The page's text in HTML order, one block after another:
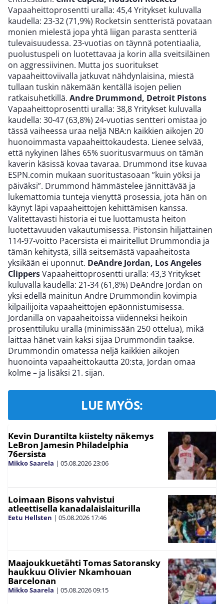
Vapaaheittoprosentti uralla: 45,4 Yritykset kuluvalla
kaudella: 23-32 (71,9%) Rocketsin sentteristä povataan
monien mielestä jopa yhtä liigan parasta sentteriä
tulevaisuudessa. 23-vuotias on täynnä potentiaalia,
puolustuspeli on luotettavaa ja korin alla sveitsiläinen
on aggressiivinen. Mutta jos suoritukset
vapaaheittoviivalla jatkuvat nähdynlaisina, miestä
tullaan tuskin näkemään kentällä isojen pelien
ratkaisuhetkillä. Andre Drummond, Detroit Pistons
Vapaaheittoprosentti uralla: 38,8 Yritykset kuluvalla
kaudella: 30-47 (63,8%) 24-vuotias sentteri omistaa jo
tässä vaiheessa uraa neljä NBA:n kaikkien aikojen 20
huonoimmasta vapaaheittokaudesta. Lienee selvää,
että nykyinen lähes 65% suoritusvarmuus on tämän
kaverin käsissä kovaa tavaraa. Drummond itse kuvaa
ESPN.comin mukaan suoritustasoaan ”kuin yöksi ja
päiväksi”. Drummond hämmästelee jännittävää ja
lukemattomia tunteja vienyttä prosessia, jota hän on
käynyt läpi vapaaheittojen kehittämisen kanssa.
Valitettavasti historia ei tue luottamusta heiton
luotettavuuden vakautumisessa. Pistonsin hiljattainen
114-97-voitto Pacersista ei mairitellut Drummondia ja
tämän kehitystä, sillä seitsemästä vapaaheitosta
yksikään ei uponnut. DeAndre Jordan, Los Angeles
ClippersVapaaheittoprosentti uralla: 43,3 Yritykset
kuluvalla kaudella: 21-34 (61,8%) DeAndre Jordan on
yksi edellä mainitun Andre Drummondin kovimpia
kilpailijoita vapaaheittojen epäonnistumisessa.
Jordanilla on vapaaheitoissa viidenneksi heikoin
prosenttiluku uralla (minimissään 250 ottelua), mikä
laittaa hänet vain kaksi sijaa Drummondin taakse.
Drummondin omatessa neljä kaikkien aikojen
huonointa vapaaheittokautta 20:sta, Jordan omaa
kolme – ja lisäksi 21. sijan.
LUE MYÖS:
Kevin Durantilta kiistelty näkemys
LeBron Jamesin Philadelphia
76ersista
Mikko Saarela | 05.08.202623:06
Loimaan Bisons vahvistui
atleettisella kanadalaislaiturilla
Eetu Hellsten | 05.08.2026 17:46
Maajoukkuetähti Tomas Satoransky
haukkuu Olivier Nkamhouan
Barcelonan
Mikko Saarela | 05.08.202609:15